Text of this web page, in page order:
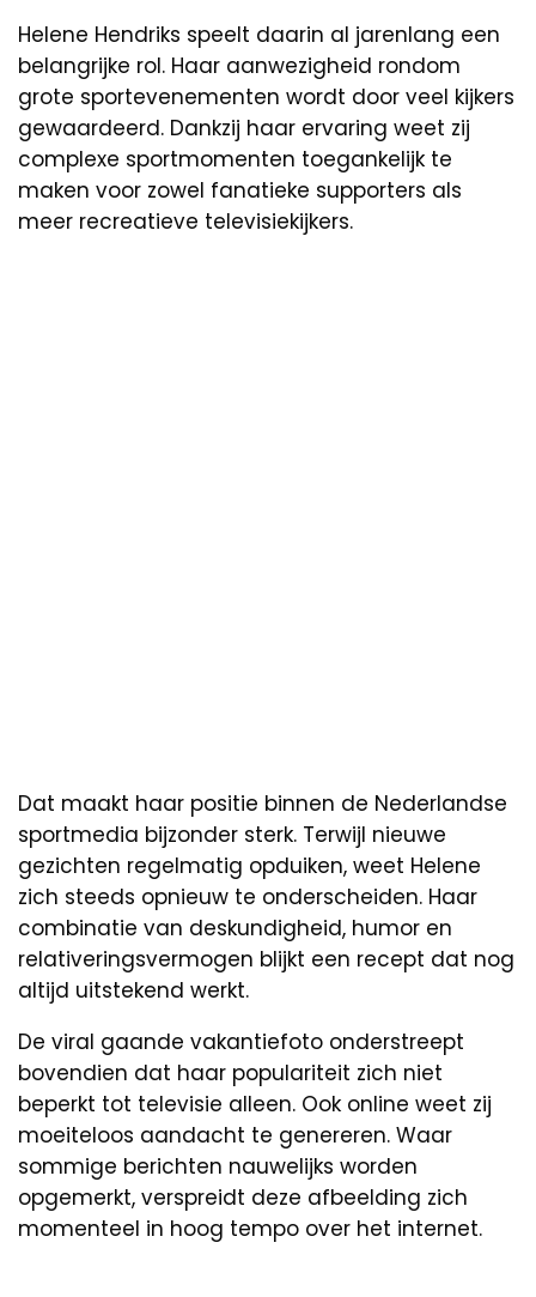
Helene Hendriks speelt daarin al jarenlang een
belangrijke rol. Haar aanwezigheid rondom
grote sportevenementen wordt door veel kijkers
gewaardeerd. Dankzij haar ervaring weet zij
complexe sportmomenten toegankelijk te
maken voor zowel fanatieke supporters als
meer recreatieve televisiekijkers.
Dat maakt haar positie binnen de Nederlandse
sportmedia bijzonder sterk. Terwijl nieuwe
gezichten regelmatig opduiken, weet Helene
zich steeds opnieuw te onderscheiden. Haar
combinatie van deskundigheid, humor en
relativeringsvermogen blijkt een recept dat nog
altijd uitstekend werkt.
De viral gaande vakantiefoto onderstreept
bovendien dat haar populariteit zich niet
beperkt tot televisie alleen. Ook online weet zij
moeiteloos aandacht te genereren. Waar
sommige berichten nauwelijks worden
opgemerkt, verspreidt deze afbeelding zich
momenteel in hoog tempo over het internet.